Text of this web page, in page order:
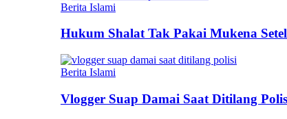
Berita Islami
Hukum Shalat Tak Pakai Mukena
Berita Islami
Vlogger Suap Damai Saat Ditilang